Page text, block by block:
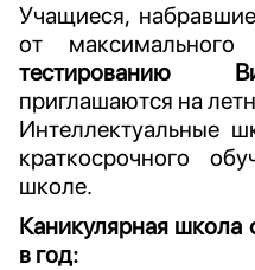
Учащиеся,
от
тестированию
приглашаются на
Интеллектуальные
краткосрочного
школе.
Каникулярная школа
в год: